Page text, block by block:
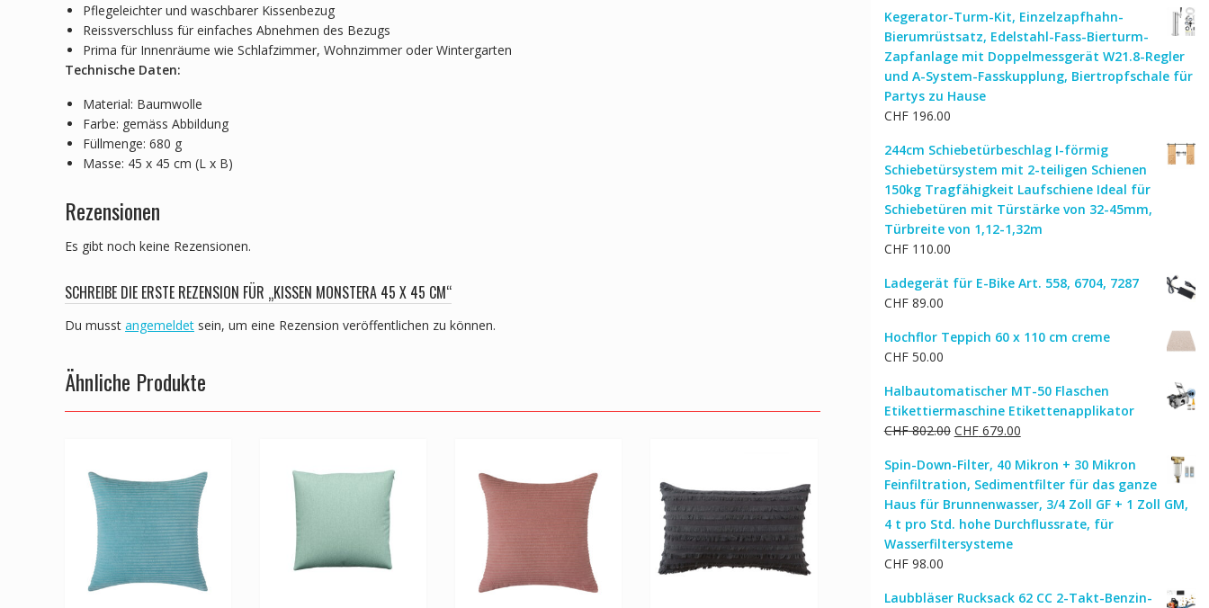
Pflegeleichter und waschbarer Kissenbezug
Reissverschluss für einfaches Abnehmen des Bezugs
Prima für Innenräume wie Schlafzimmer, Wohnzimmer oder Wintergarten
Technische Daten:
Material: Baumwolle
Farbe: gemäss Abbildung
Füllmenge: 680 g
Masse: 45 x 45 cm (L x B)
Rezensionen
Es gibt noch keine Rezensionen.
SCHREIBE DIE ERSTE REZENSION FÜR „KISSEN MONSTERA 45 X 45 CM“
Du musst angemeldet sein, um eine Rezension veröffentlichen zu können.
Ähnliche Produkte
Kegerator-Turm-Kit, Einzelzapfhahn-
Bierumrüstsatz, Edelstahl-Fass-Bierturm-
Zapfanlage mit Doppelmessgerät W21.8-Regler
und A-System-Fasskupplung, Biertropfschale für
Partys zu Hause
CHF196.00
244cm Schiebetürbeschlag I-förmig
Schiebetürsystem mit 2-teiligen Schienen
150kg Tragfähigkeit Laufschiene Ideal für
Schiebetüren mit Türstärke von 32-45mm,
Türbreite von 1,12-1,32m
CHF110.00
Ladegerät für E-Bike Art. 558, 6704, 7287
CHF89.00
Hochflor Teppich 60 x 110 cm creme
CHF50.00
Halbautomatischer MT-50 Flaschen
Etikettiermaschine Etikettenapplikator
CHF802.00 Ursprünglicher
war:
CHF 802.00
CHF679.00Aktueller
ist:
CHF 679.00.
Spin-Down-Filter, 40 Mikron + 30 Mikron
Feinfiltration, Sedimentfilter für das ganze
Haus für Brunnenwasser, 3/4 Zoll GF + 1 Zoll GM,
4 t pro Std. hohe Durchflussrate, für
Wasserfiltersysteme
CHF98.00
Laubbläser Rucksack 62 CC 2-Takt-Benzin-